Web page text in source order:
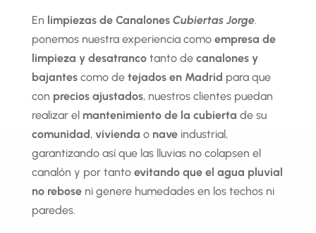
En limpiezas de Canalones Cubiertas Jorge.
ponemos nuestra experiencia como empresa de
limpieza y desatrancotanto de canalones y
bajantescomo de tejados en Madrid para que
con precios ajustados, nuestros clientes puedan
realizar el mantenimiento de la cubierta de su
comunidad , vivienda o naveindustrial,
garantizando así que las lluvias no colapsen el
canalón y por tanto evitando que el agua pluvial
no reboseni genere humedades en los techos ni
paredes.